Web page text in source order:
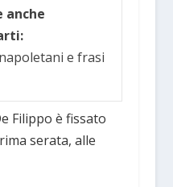
anche
e frasi
Filippo è fissato
serata, alle